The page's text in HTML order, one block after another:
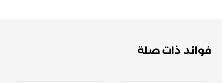
فوائد ذات صلة